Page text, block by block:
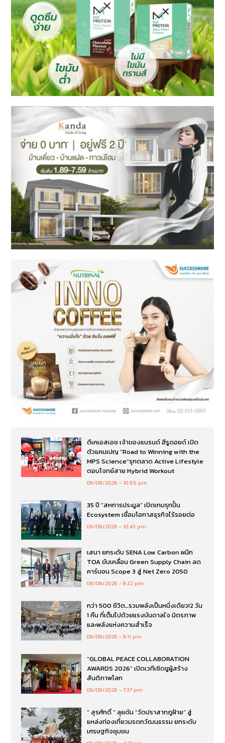
ดีเคเอสเอช เจ้าของแบรนด์ ฮีรูดอยด์ เปิด
ตัวแคมเปญ “Road to Winning with the
MPS Science”รุกตลาด Active Lifestyle
ตอบโจทย์สาย Hybrid Workout
06/08/2026 10:55 pm
35 ปี “สหการประมูล” เปิดเกมรุกปั้น
Ecosystem เชื่อมโอกาสธุรกิจไร้รอยต่อ
06/08/2026 10:43 pm
เสนา ยกระดับ SENA Low Carbon ผนึก
TOA ขับเคลื่อน Green Supply Chain ลด
คาร์บอน Scope 3 สู่ Net Zero 2050
06/08/2026 8:22 pm
กว่า 500 ชีวิต…รวมพลังเป็นหนึ่งเดียว!2 วัน
1 คืน ที่เต็มไปด้วยแรงบันดาลใจ มิตรภาพ
และพลังแห่งความสำเร็จ
06/08/2026 8:11 pm
“GLOBAL PEACE COLLABORATION
AWARDS 2026” เปิดเวทีเชิดชูผู้สร้าง
สันติภาพโลก
06/08/2026 7:37 pm
“ สุรศักดิ์ ” ลุยดัน “วัดปราสาทภูฝ้าย” สู่
แหล่งท่องเที่ยวมรดกวัฒนธรรม ยกระดับ
เศรษฐกิจชุมชน